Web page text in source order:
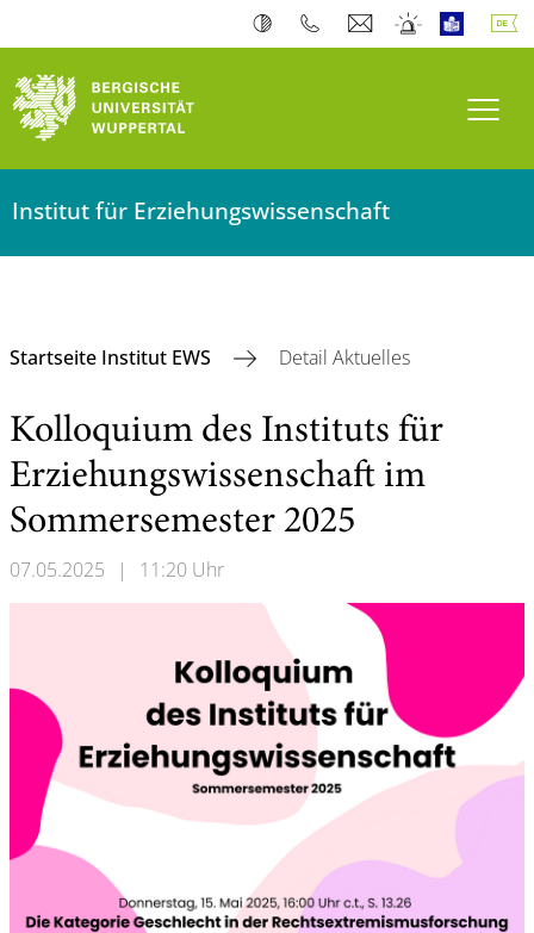
Institut für Erziehungswissenschaft
Startseite Institut EWS Detail Aktuelles
Kolloquium des Instituts für
Erziehungswissenschaft im
Sommersemester 2025
07.05.2025 | 11:20 Uhr